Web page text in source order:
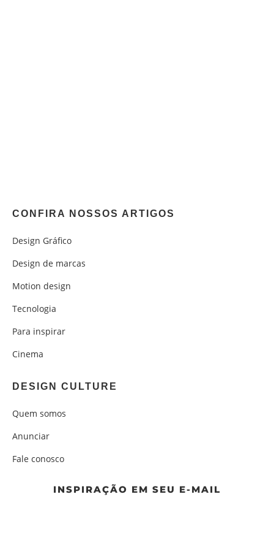
CONFIRA NOSSOS ARTIGOS
Design Gráfico
Design de marcas
Motion design
Tecnologia
Para inspirar
Cinema
DESIGN CULTURE
Quem somos
Anunciar
Fale conosco
INSPIRAÇÃO EM SEU E-MAIL